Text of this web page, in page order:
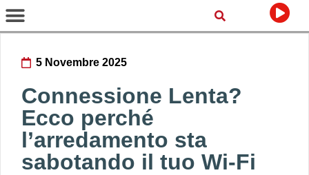
5 Novembre 2025
Connessione Lenta?
Ecco perché
l’arredamento sta
sabotando il tuo Wi-Fi